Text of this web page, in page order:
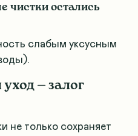
чистки остались
слабым уксусным
— залог
не только сохраняет